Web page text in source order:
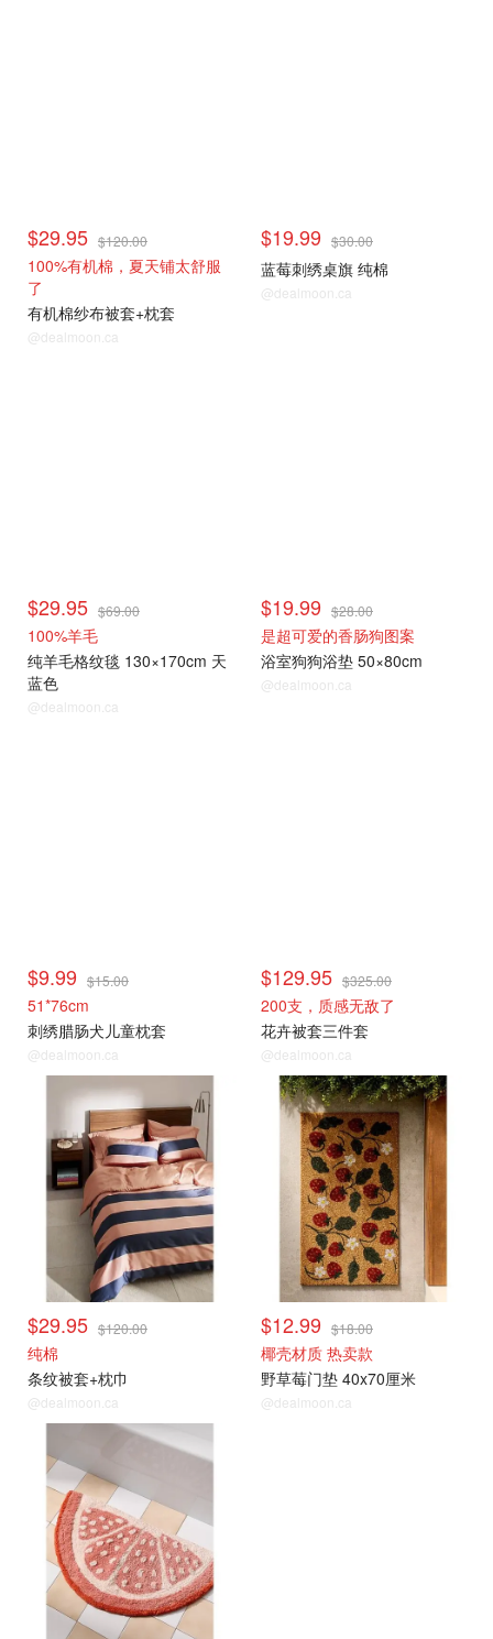
$29.95 $120.00
100%有机棉，夏天铺太舒服
了
有机棉纱布被套+枕套
@dealmoon.ca
$19.99 $30.00
蓝莓刺绣桌旗 纯棉
@dealmoon.ca
$29.95 $69.00
100%羊毛
纯羊毛格纹毯 130×170cm 天
蓝色
@dealmoon.ca
$19.99 $28.00
是超可爱的香肠狗图案
浴室狗狗浴垫 50×80cm
@dealmoon.ca
$9.99 $15.00
51*76cm
刺绣腊肠犬儿童枕套
@dealmoon.ca
$129.95 $325.00
200支，质感无敌了
花卉被套三件套
@dealmoon.ca
$29.95 $120.00
纯棉
条纹被套+枕巾
@dealmoon.ca
$12.99 $18.00
椰壳材质 热卖款
野草莓门垫 40x70厘米
@dealmoon.ca